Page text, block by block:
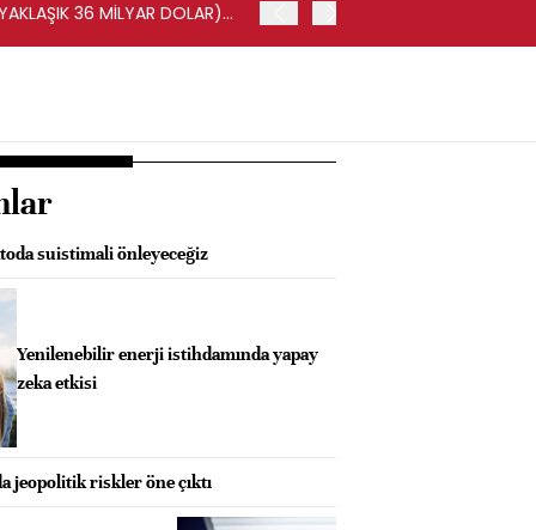
36 MİLYAR DOLAR)
suistimali önleyeceğiz
Yenilenebilir enerji istihdamında yapay
zeka etkisi
jeopolitik riskler öne çıktı